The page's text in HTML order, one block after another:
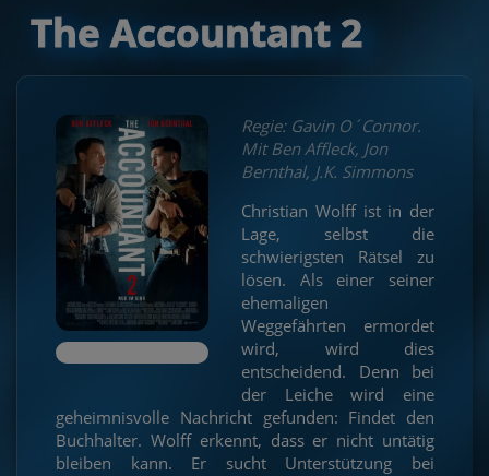
The Accountant 2
Regie: Gavin O´Connor.
Mit Ben Affleck, Jon
Bernthal, J.K. Simmons
Christian Wolff ist in der
Lage, selbst die
schwierigsten Rätsel zu
lösen. Als einer seiner
ehemaligen
Weggefährten ermordet
wird, wird dies
entscheidend. Denn bei
der Leiche wird eine
geheimnisvolle Nachricht gefunden: Findet den
Buchhalter. Wolff erkennt, dass er nicht untätig
bleiben kann. Er sucht Unterstützung bei